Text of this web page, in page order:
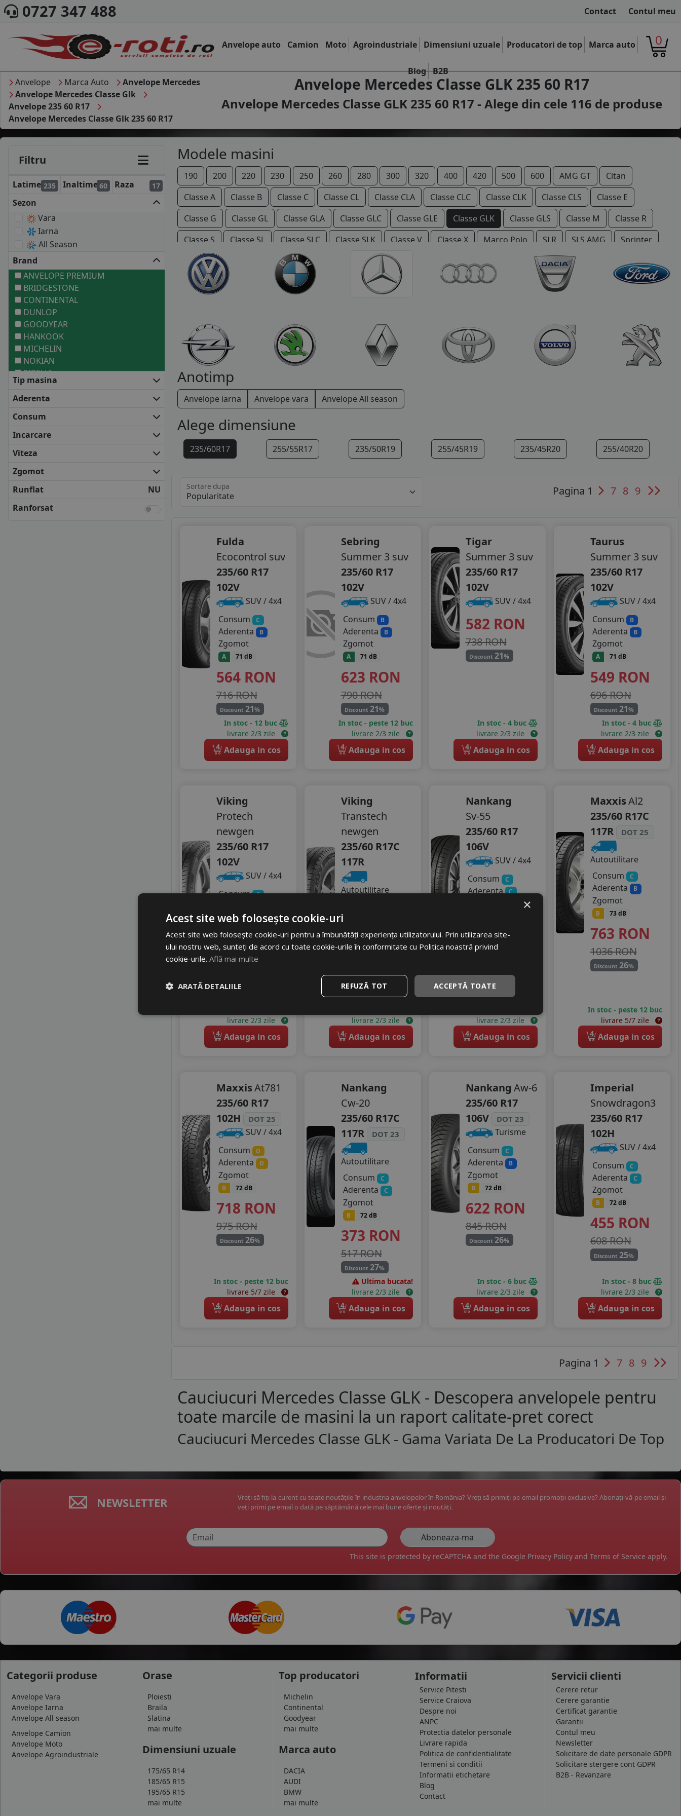
0727 347 488 Contact Contul meu
Anvelope auto Camion Moto Agroindustriale Dimensiuni uzuale Producatori de top Marca auto
Blog B2B
0
Anvelope Marca Auto
Anvelope Mercedes
Anvelope Mercedes Classe Glk
Anvelope 235 60 R17
Anvelope Mercedes Classe Glk 235 60 R17
Anvelope Mercedes Classe GLK 235 60 R17
Anvelope Mercedes Classe GLK 235 60 R17 - Alege din cele 116 de produse
Filtru
Latime 235 Inaltime 60 Raza 17
Sezon
Vara
Iarna
All Season
Brand
ANVELOPE PREMIUM
BRIDGESTONE
CONTINENTAL
DUNLOP
GOODYEAR
HANKOOK
MICHELIN
NOKIAN
PIRELLI
ANVELOPE MEDII
BARUM
COOPER
FALKEN
FULDA
KLEBER
MATADOR
NEXEN
Tip masina
Aderenta
Consum
Incarcare
Viteza
Zgomot
Runflat
NU
Ranforsat
Modele masini
190 200 220 230 250 260 280 300 320 400 420 500 600 AMG GT
Citan
Classe A
Classe B Classe C Classe CL Classe CLA Classe CLC Classe CLK Classe CLS
Classe E
Classe G
Classe GL Classe GLA Classe GLC Classe GLE Classe GLK Classe GLS Classe M
Classe R
Classe S
Classe SL Classe SLC Classe SLK Classe V Classe X Marco Polo SLR SLS AMG
Sprinter
Vaneo
Vario Viano Vito
Anotimp
Anvelope iarna Anvelope vara Anvelope All season
Alege dimensiune
235/60R17 255/55R17 235/50R19 255/45R19 235/45R20 255/40R20
Sortare dupa Pagina 1 7 8 9
Fulda
Ecocontrol suv
235/60 R17
102V
SUV / 4x4
Consum
C
Aderenta B
Zgomot
A 71 dB
564 RON
716 RON
Discount 21%
In stoc - 12 buc
livrare 2/3 zile
4 Adauga in cos
Sebring
Summer 3 suv
235/60 R17
102V
SUV / 4x4
Consum
B
Aderenta B
Zgomot
A 71 dB
623 RON
790 RON
Discount 21%
In stoc - peste 12 buc
livrare 2/3 zile
4 Adauga in cos
Tigar
Summer 3 suv
235/60 R17
102V
SUV / 4x4
582 RON
738 RON
Discount21%
In stoc - 4 buc
livrare 2/3 zile
4 Adauga in cos
Taurus
Summer 3 suv
235/60 R17
102V
SUV / 4x4
Consum
B
Aderenta B
Zgomot
A 71 dB
549 RON
696 RON
Discount 21%
In stoc - 4 buc
livrare 2/3 zile
4 Adauga in cos
Viking
Protech
newgen
235/60 R17
102V
SUV / 4x4
Consum C
Zgomot
A 71 dB
531RON
Discount
livrare 2/3 zile
4 Adauga in cos
Viking
Transtech
newgen
235/60 R17C
117R
Autoutilitare
Aderenta
Zgomot
B 72 dB
809 RON
Discount21%
livrare 2/3 zile
4 Adauga in cos
Nankang
Sv-55
235/60 R17
106V
SUV / 4x4
Consum
C
Aderenta C
592RON
792 RON
livrare 2/3 zile
4 Adauga in cos
MaxxisAl2
235/60 R17C
117R
DOT 25
Autoutilitare
Consum
C
Aderenta B
Zgomot
B 73 dB
763 RON
1036 RON
Discount26%
In stoc - peste 12 buc
livrare 5/7 zile
4 Adauga in cos
MaxxisAt781
235/60 R17
102H
DOT 25
SUV / 4x4
Consum
D
Aderenta D
Zgomot
B 72 dB
718 RON
975 RON
Discount26%
In stoc - peste 12 buc
livrare 5/7 zile
4 Adauga in cos
Nankang
Cw-20
235/60 R17C
117R
DOT 23
Autoutilitare
Consum
C
Aderenta C
Zgomot
B 72 dB
373 RON
517 RON
Discount27%
Ultima bucata!
livrare 2/3 zile
4 Adauga in cos
Nankang Aw-6
235/60 R17
106V
DOT 23
Turisme
Consum
C
Aderenta B
Zgomot
B 72 dB
622 RON
845 RON
Discount26%
In stoc - 6 buc
livrare 2/3 zile
4 Adauga in cos
Imperial
Snowdragon3
235/60 R17
102H
SUV / 4x4
Consum
C
Aderenta C
Zgomot
B 72 dB
455 RON
608 RON
Discount 25%
In stoc - 8 buc
livrare 2/3 zile
4 Adauga in cos
Pagina 1 7 8 9
Cauciucuri Mercedes Classe GLK - Descopera anvelopele pentru
toate marcile de masini la un raport calitate-pret corect
Cauciucuri Mercedes Classe GLK - Gama Variata De La Producatori De Top
NEWSLETTER
Vreți să fiți la curent cu toate noutățile în industria anvelopelor în România? Vreți să primiți pe email promoții exclusive? Abonați-vă pe email și
veți primi pe email o dată pe săptămână cele mai bune oferte și noutăți.
This site is protected by reCAPTCHA and the Google Privacy Policy and Terms of Service apply.
Categorii produse
Anvelope Vara
Anvelope Iarna
Anvelope All season
Anvelope Camion
Anvelope Moto
Anvelope Agroindustriale
Orase
Ploiesti
Braila
Slatina
mai multe
Dimensiuni uzuale
175/65 R14
185/65 R15
195/65 R15
mai multe
Top producatori
Michelin
Continental
Goodyear
mai multe
Marca auto
DACIA
AUDI
BMW
mai multe
Informatii
Service Pitesti
Service Craiova
Despre noi
ANPC
Protectia datelor personale
Livrare rapida
Politica de confidentialitate
Termeni si conditii
Informatii etichetare
Blog
Contact
Servicii clienti
Cerere retur
Cerere garantie
Certificat garantie
Garantii
Contul meu
Newsletter
Solicitare de date personale GDPR
Solicitare stergere cont GDPR
B2B - Revanzare
×
Acest site web folosește cookie-uri
Acest site web folosește cookie-uri pentru a îmbunătăți experiența utilizatorului. Prin utilizarea site-
ului nostru web, sunteți de acord cu toate cookie-urile în conformitate cu Politica noastră privind
cookie-urile. Află mai multe
ACCEPTĂ TOATE
REFUZĂ TOT
ARATĂ DETALIILE